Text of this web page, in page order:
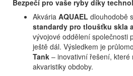
Bezpečí pro vaše ryby díky
Akvária AQUAEL dlouhodobě
standardy pro tloušťku skla
vývojové oddělení společnosti
ještě dál. Výsledkem je
Tank – inovativní řešení, které
akvaristiky obdoby.